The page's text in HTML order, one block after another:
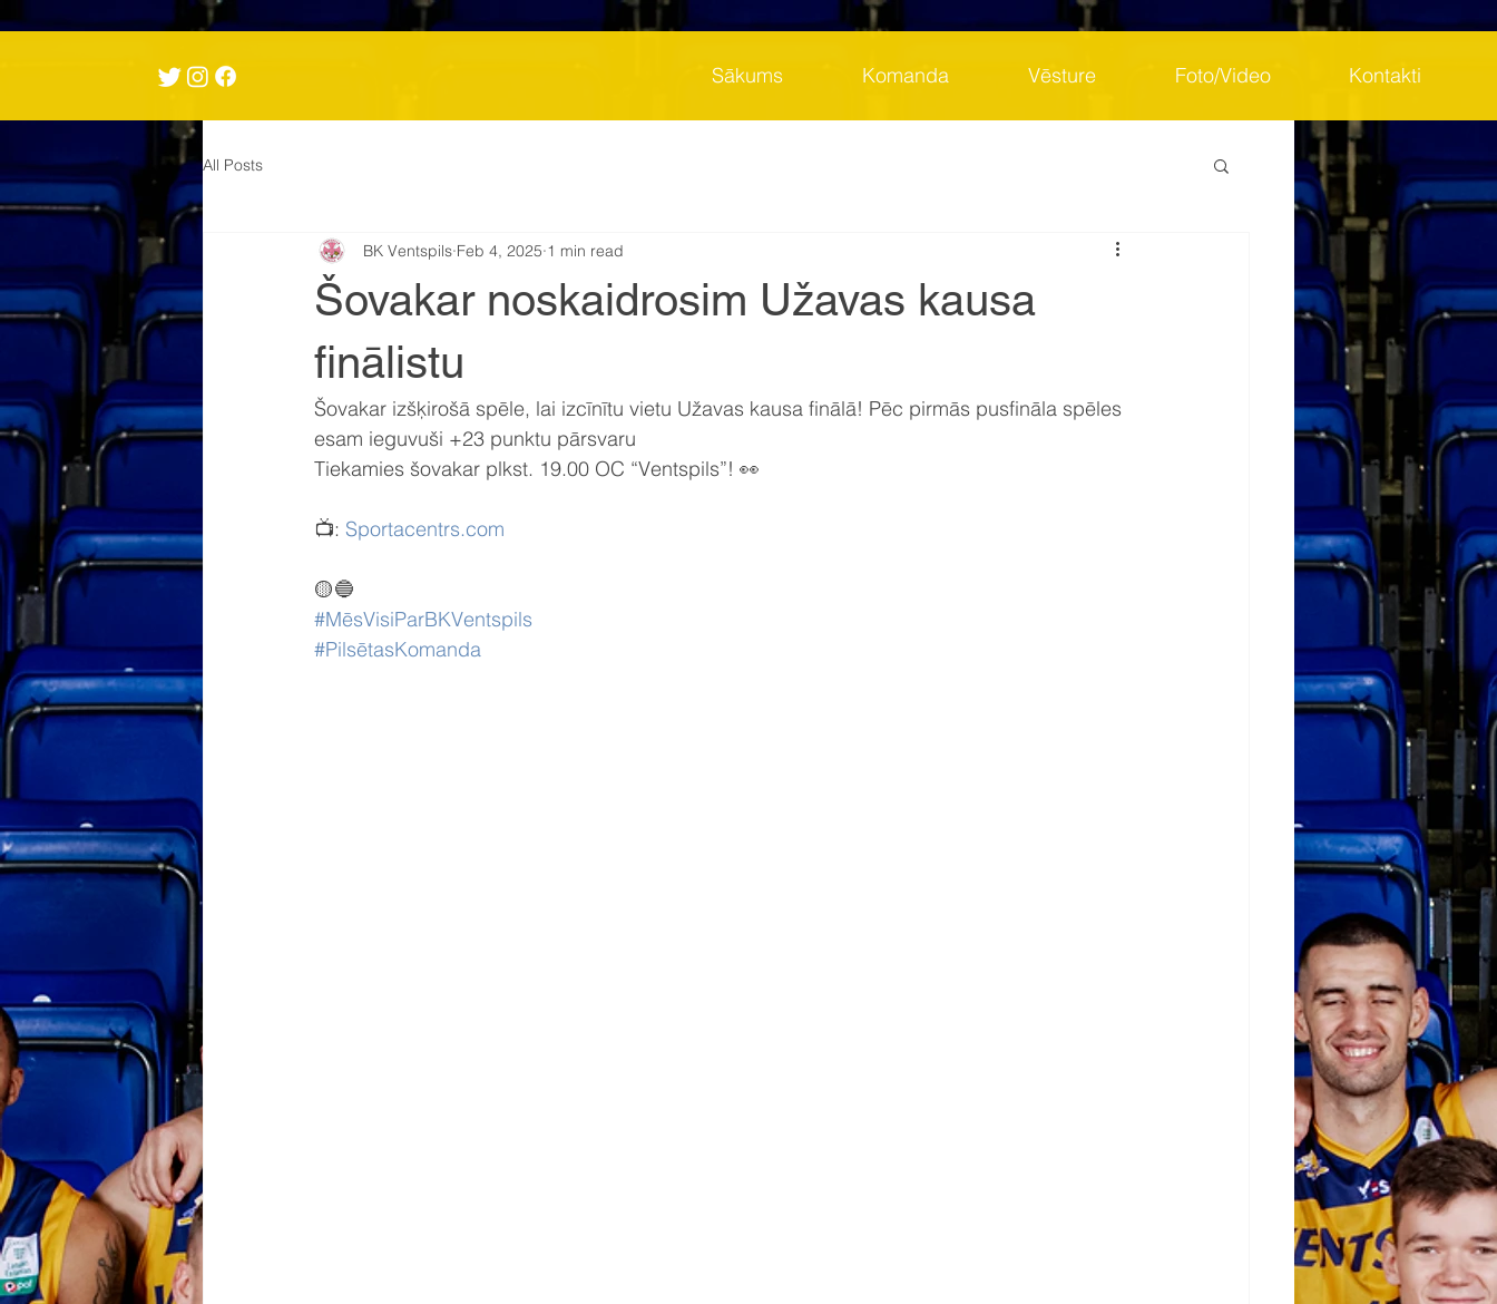
Sākums Komanda Vēsture Foto/Video Kontakti
All Posts
Šovakar noskaidrosim Užavas kausa
finālistu
BK Ventspils Feb 4, 2025 1 min read
Šovakar izšķirošā spēle, lai izcīnītu vietu Užavas kausa finālā! Pēc pirmās pusfināla spēles
esam ieguvuši +23 punktu pārsvaru
Tiekamies šovakar plkst. 19.00 OC “Ventspils”! 👀
📺: Sportacentrs.com
🟡🔵
#MēsVisiParBKVentspils
#PilsētasKomanda